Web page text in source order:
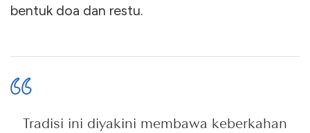
bentuk doa dan restu.
Tradisi ini diyakini membawa keberkahan